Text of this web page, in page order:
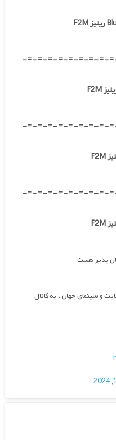
-=-=-=-=-=-=-=-=-
-=-=-=-=-=-=-=-=-
-=-=-=-=-=-=-=-=-
و سینمای جهان ، به کانال